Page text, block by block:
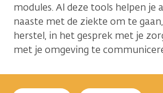
modules. Al deze tools helpen je
naaste met de ziekte om te
herstel, in het gesprek met je
met je omgeving te